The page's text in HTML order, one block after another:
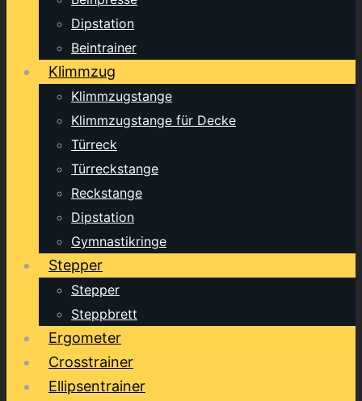
Dipstation
Beintrainer
Klimmzug
Klimmzugstange
Klimmzugstange für Decke
Türreck
Türreckstange
Reckstange
Dipstation
Gymnastikringe
Stepper
Stepper
Steppbrett
Ergometer
Crosstrainer
Ellipsentrainer